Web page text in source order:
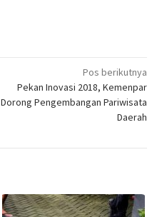
Pos berikutnya
Pekan Inovasi 2018, Kemenpar
Dorong Pengembangan Pariwisata
Daerah